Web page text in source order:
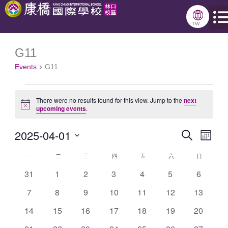
跳
🌐
TW
G11
Events G11
Events
Notice
There were no results found for this view. Jump to the next
upcoming events.
Events
Search
SearchEvent
Month
2025-04-01
Calendar
Events
一
星期一
二
星期二
三
星期三
四 五 六
星期六
日
星期日
0
31
0
1
0
2
0
3
0
4
0
5
0
6
0
7
0
8
0
9
0
10
0
11
0
12
0
13
0
14
0
15
0
16
0
17
0
18
0
19
0
20